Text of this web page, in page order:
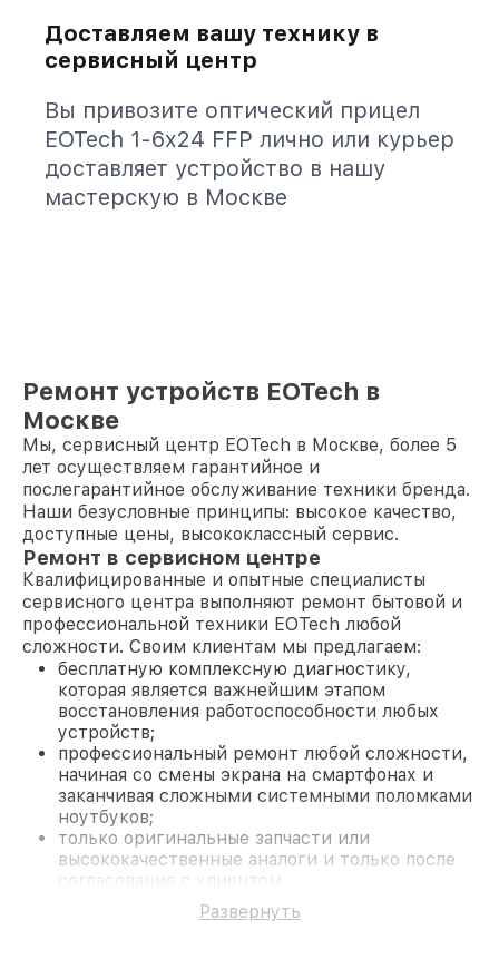
Доставляем вашу технику в
сервисный центр
Вы привозите оптический прицел
EOTech 1-6x24 FFP лично или курьер
доставляет устройство в нашу
мастерскую в Москве
Ремонт устройств EOTech в
Москве
Мы, сервисный центр EOTech в Москве, более 5
лет осуществляем гарантийное и
послегарантийное обслуживание техники бренда.
Наши безусловные принципы: высокое качество,
доступные цены, высококлассный сервис.
Ремонт в сервисном центре
Квалифицированные и опытные специалисты
сервисного центра выполняют ремонт бытовой и
профессиональной техники EOTech любой
сложности. Своим клиентам мы предлагаем:
бесплатную комплексную диагностику,
которая является важнейшим этапом
восстановления работоспособности любых
устройств;
профессиональный ремонт любой сложности,
начиная со смены экрана на смартфонах и
заканчивая сложными системными поломками
ноутбуков;
только оригинальные запчасти или
высококачественные аналоги и только после
согласования с клиентом.
На все работы и замененные комплектующие
предоставляется длительная гарантия. В случае
Развернуть